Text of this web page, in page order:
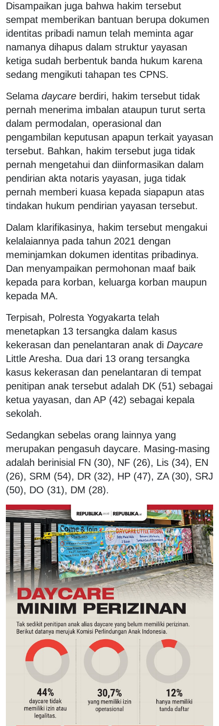
Disampaikan juga bahwa hakim tersebut
sempat memberikan bantuan berupa dokumen
identitas pribadi namun telah meminta agar
namanya dihapus dalam struktur yayasan
ketiga sudah berbentuk banda hukum karena
sedang mengikuti tahapan tes CPNS.
Selama daycare berdiri, hakim tersebut tidak
pernah menerima imbalan ataupun turut serta
dalam permodalan, operasional dan
pengambilan keputusan apapun terkait yayasan
tersebut. Bahkan, hakim tersebut juga tidak
pernah mengetahui dan diinformasikan dalam
pendirian akta notaris yayasan, juga tidak
pernah memberi kuasa kepada siapapun atas
tindakan hukum pendirian yayasan tersebut.
Dalam klarifikasinya, hakim tersebut mengakui
kelalaiannya pada tahun 2021 dengan
meminjamkan dokumen identitas pribadinya.
Dan menyampaikan permohonan maaf baik
kepada para korban, keluarga korban maupun
kepada MA.
Terpisah, Polresta Yogyakarta telah
menetapkan 13 tersangka dalam kasus
kekerasan dan penelantaran anak di Daycare
Little Aresha. Dua dari 13 orang tersangka
kasus kekerasan dan penelantaran di tempat
penitipan anak tersebut adalah DK (51) sebagai
ketua yayasan, dan AP (42) sebagai kepala
sekolah.
Sedangkan sebelas orang lainnya yang
merupakan pengasuh daycare. Masing-masing
adalah berinisial FN (30), NF (26), Lis (34), EN
(26), SRM (54), DR (32), HP (47), ZA (30), SRJ
(50), DO (31), DM (28).